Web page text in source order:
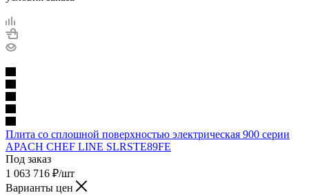
Плита со сплошной поверхностью электрическая 900 серии
APACH CHEF LINE SLRSTE89FE
Под заказ
1 063 716 ₽/шт
Варианты цен